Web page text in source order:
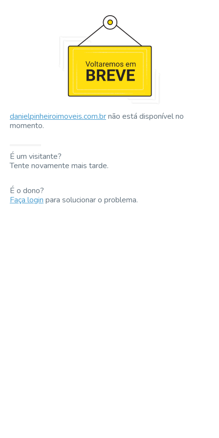
danielpinheiroimoveis.com.brnão está disponível no
momento.
É um visitante?
Tente novamente mais tarde.
É o dono?
Faça loginpara solucionar o problema.